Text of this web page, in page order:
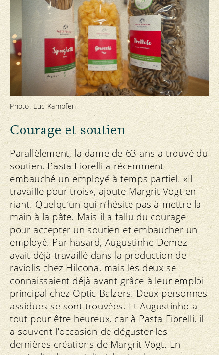
Photo: Luc Kämpfen
Courage et soutien
Parallèlement, la dame de 63 ans a trouvé du
soutien. Pasta Fiorelli a récemment
embauché un employé à temps partiel. «Il
travaille pour trois», ajoute Margrit Vogt en
riant. Quelqu’un qui n’hésite pas à mettre la
main à la pâte. Mais il a fallu du courage
pour accepter un soutien et embaucher un
employé. Par hasard, Augustinho Demez
avait déjà travaillé dans la production de
raviolis chez Hilcona, mais les deux se
connaissaient déjà avant grâce à leur emploi
principal chez Optic Balzers. Deux personnes
assidues se sont trouvées. Et Augustinho a
tout pour être heureux, car à Pasta Fiorelli, il
a souvent l’occasion de déguster les
dernières créations de Margrit Vogt. En